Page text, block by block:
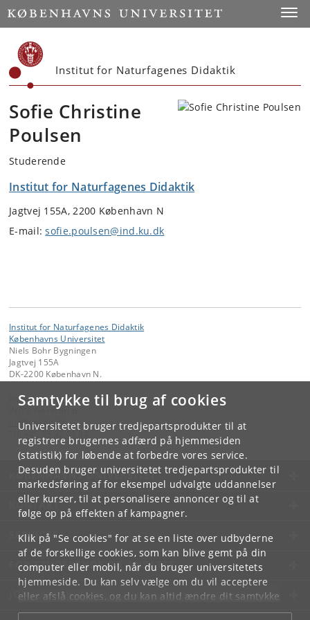
Samtykke til brug af cookies
Universitetet bruger tredjepartsprodukter til at
registrere brugernes adfærd på hjemmesiden
(statistik) for løbende at forbedre vores service.
Desuden bruger universitetet tredjepartsprodukter til
markedsføring af for eksempel udvalgte uddannelser
eller kurser, til at personalisere annoncer og til at
følge op på effekten af kampagner.
Klik på "Se cookies" for at se en liste over udbyderne
af de forskellige cookies, som kan blive gemt på din
computer eller mobil, når du bruger universitetets
hjemmeside. Du kan selv vælge om du vil acceptere
eller afslå cookies, og du kan altid ændre dit samtykke
underCookie- og privatlivspolitiksom du finder i
Start
Institut for Naturfagenes Didaktik
Sofie Christine
Poulsen
Studerende
Institut for Naturfagenes Didaktik
Jagtvej 155A, 2200 København N
E-mail:sofie.poulsen@ind.ku.dk
Institut for Naturfagenes Didaktik
Københavns Universitet
Niels Bohr Bygningen
Jagtvej 155A
DK-2200 København N.
Kontakt:
IND's sekretariat
ind @ind. ku.dk
KØBENHAVNS UNIVERSITET
KONTAKT
SERVICES
FOR STUDERENDE OG ANSATTE
JOB OG KARRIERE